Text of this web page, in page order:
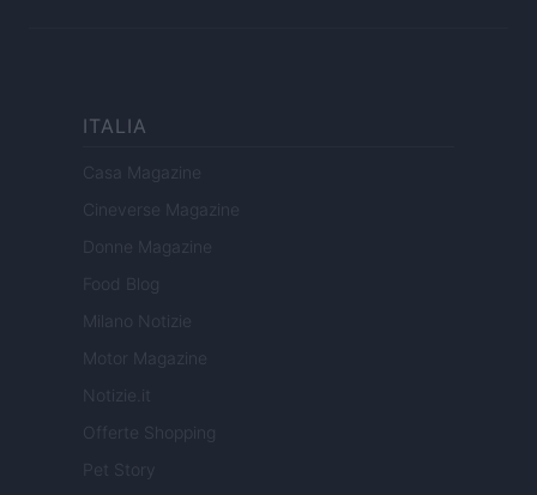
ITALIA
Casa Magazine
Cineverse Magazine
Donne Magazine
Food Blog
Milano Notizie
Motor Magazine
Notizie.it
Offerte Shopping
Pet Story